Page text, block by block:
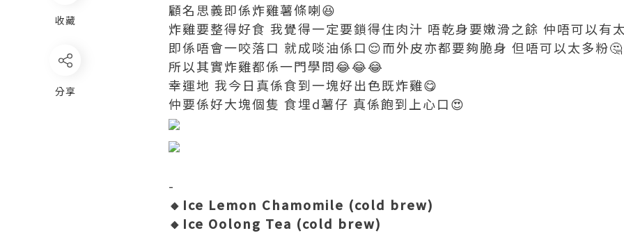
收藏
分享
顧名思義即係炸雞薯條喇😆
炸雞要整得好食 我覺得一定要鎖得住肉汁 唔乾身要嫩滑之餘 仲唔可以有
即係唔會一咬落口 就成啖油係口😌而外皮亦都要夠脆身 但唔可以太多粉🤔
所以其實炸雞都係一門學問😂😂😂
幸運地 我今日真係食到一塊好出色既炸雞😋
仲要係好大塊個隻 食埋d薯仔 真係飽到上心口😍
-
🔸Ice Lemon Chamomile (cold brew)
🔸Ice Oolong Tea (cold brew)